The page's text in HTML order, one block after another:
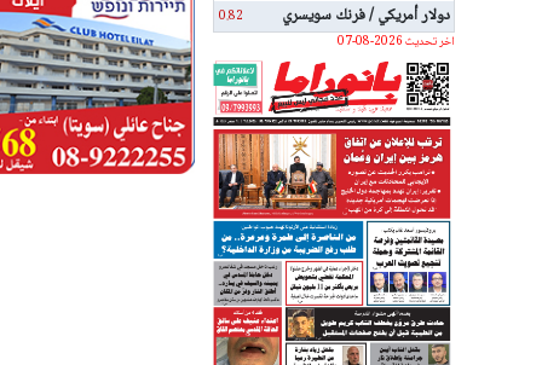
دولار أمريكي / فرنك سويسري
0.82
اخر تحديث 2026-08-07